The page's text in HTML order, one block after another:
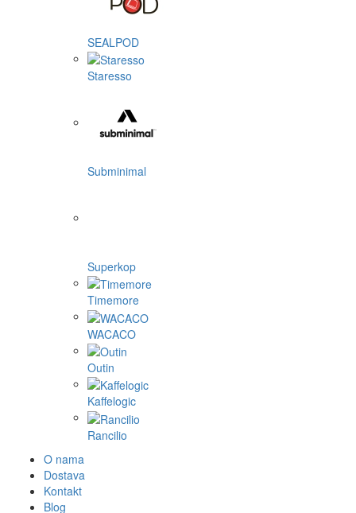
SEALPOD
Staresso
Subminimal
Superkop
Timemore
WACACO
Outin
Kaffelogic
Rancilio
O nama
Dostava
Kontakt
Blog